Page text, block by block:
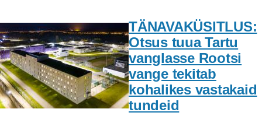
TÄNAVAKÜSITLUS:
Otsus tuua Tartu
vanglasse Rootsi
vange tekitab
kohalikes vastakaid
tundeid